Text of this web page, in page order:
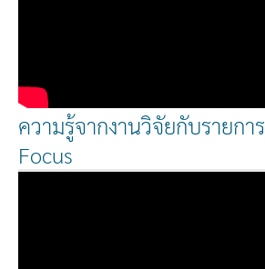
ความรู้จากงานวิจัยกับรายกา
Focus